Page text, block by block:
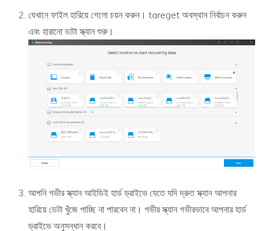
যেখানে ফাইল হারিয়ে গেলো চয়ন করুন। tareget অবস্থান নির্বাচন করুন
এবং হারানো ডাটা স্ক্যান শুরু।
আপনি গভীর স্ক্যান আইডিই হার্ড ড্রাইভে যেতে যদি দ্রুত স্ক্যান আপনার
হারিয়ে ডেটা খুঁজে পাচ্ছি না পারবেন না। গভীর স্ক্যান গভীরভাবে আপনার হার্ড
ড্রাইভে অনুসন্ধান করবে।